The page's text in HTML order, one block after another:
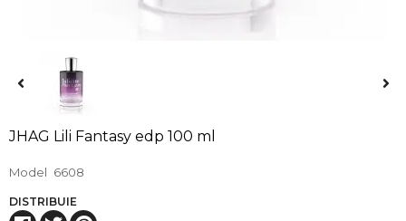
JHAG Lili Fantasy edp 100 ml
Model 6608
DISTRIBUIE